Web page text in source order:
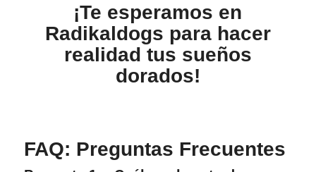
¡Te esperamos en
Radikaldogs para hacer
realidad tus sueños
dorados!
FAQ: Preguntas Frecuentes